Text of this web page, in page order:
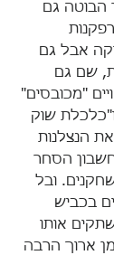
הבוטה גם
אבל גם
שם גם
"מכובסים"
ו"כלכלת שוק
הנצלנות
הסחר
ובל
בכביש
אותו
ארוך הרבה